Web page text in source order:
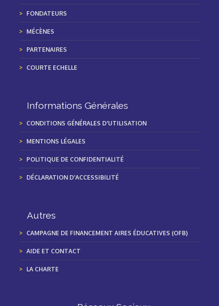
FONDATEURS
MÉCÈNES
PARTENAIRES
COURTE ECHELLE
Informations Générales
CONDITIONS GÉNÉRALES D'UTILISATION
MENTIONS LÉGALES
POLITIQUE DE CONFIDENTIALITÉ
DÉCLARATION D'ACCESSIBILITÉ
Autres
CAMPAGNE DE FINANCEMENT AIRES ÉDUCATIVES (OFB)
AIDE ET CONTACT
LA CHARTE